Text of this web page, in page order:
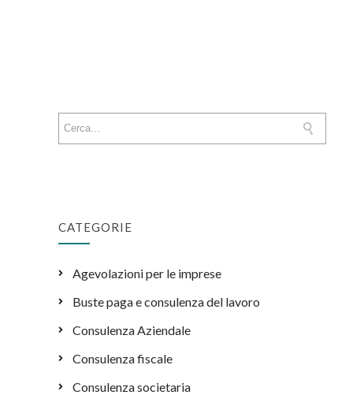
CATEGORIE
Agevolazioni per le imprese
Buste paga e consulenza del lavoro
Consulenza Aziendale
Consulenza fiscale
Consulenza societaria